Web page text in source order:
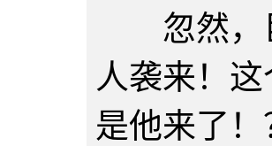
忽然，巨
人袭来！
是他来了